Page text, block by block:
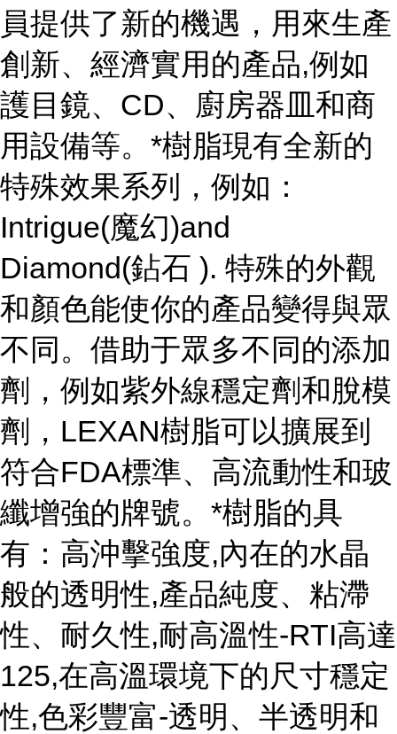
員提供了新的機遇，用來生產
創新、經濟實用的產品,例如
護目鏡、CD、廚房器皿和商
用設備等。*樹脂現有全新的
特殊效果系列，例如：
Intrigue(魔幻)and
Diamond(鉆石 ). 特殊的外觀
和顏色能使你的產品變得與眾
不同。借助于眾多不同的添加
劑，例如紫外線穩定劑和脫模
劑，LEXAN樹脂可以擴展到
符合FDA標準、高流動性和玻
纖增強的牌號。*樹脂的具
有：高沖擊強度,內在的水晶
般的透明性,產品純度、粘滯
性、耐久性,耐高溫性-RTI高達
125,在高溫環境下的尺寸穩定
性,色彩豐富-透明、半透明和